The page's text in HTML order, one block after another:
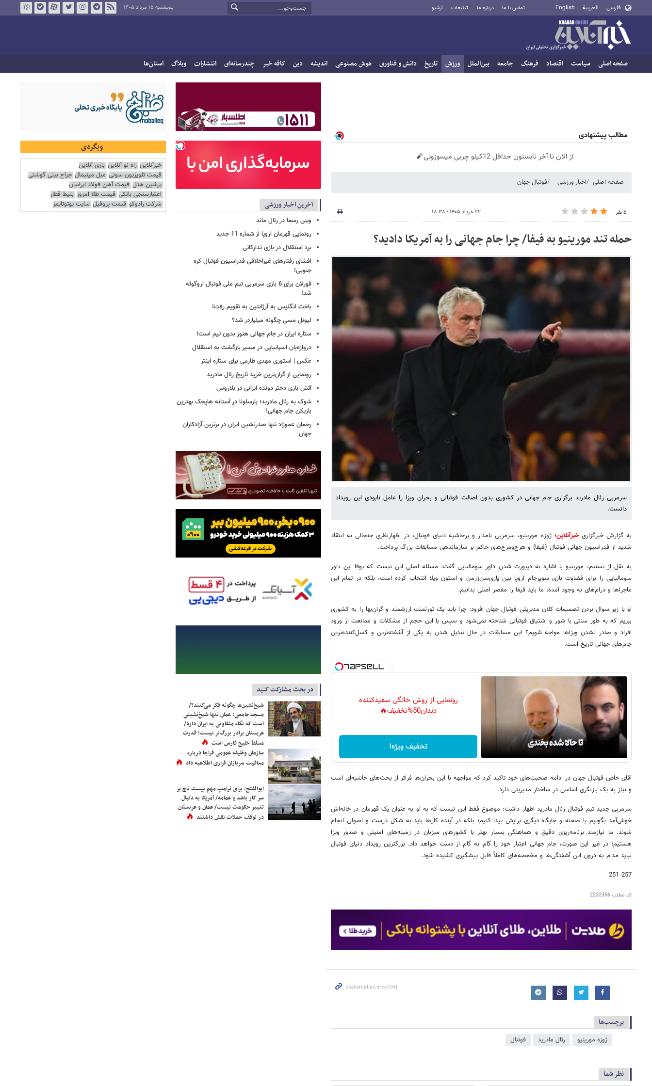
فارسی العربية English تماس با ما درباره ما تبلیغات آرشیو پنجشنبه ۱۵ مرداد ۱۴۰۵
صفحه اصلی سیاست اقتصاد فرهنگ جامعه بین‌الملل ورزش تاریخ دانش و فناوری هوش مصنوعی اندیشه دین کافه خبر چندرسانه‌ای انتشارات وبلاگ استان‌ها
مطالب پیشنهادی
از الان تا آخر تابستون حداقل 12کیلو چربی میسوزونی🧨
صفحه اصلی اخبار ورزشی فوتبال جهان
۵ نفر ۲۲ خرداد ۱۴۰۵ - ۱۸:۳۸
حمله تند مورینیو به فیفا/ چرا جام جهانی را به آمریکا دادید؟
سرمربی رئال مادرید برگزاری جام جهانی در کشوری بدون اصالت فوتبالی و بحران ویزا را عامل نابودی این رویداد
دانست.
به گزارش خبرگزاریخبرآنلاین؛ ژوزه مورینیو، سرمربی نامدار و پرحاشیه دنیای فوتبال، در اظهارنظری جنجالی به انتقاد
شدید از فدراسیون جهانی فوتبال (فیفا) و هرج‌ومرج‌های حاکم بر سازماندهی مسابقات بزرگ پرداخت.
به نقل از تسنیم، مورینیو با اشاره به دیپورت شدن داور سومالیایی گفت: مسئله اصلی این نیست که یوفا این داور
سومالیایی را برای قضاوت بازی سوپرجام اروپا بین پاری‌سن‌ژرمن و استون ویلا انتخاب کرده است، بلکه در تمام این
ماجراها و درام‌های به وجود آمده، ما باید فیفا را مقصر اصلی بدانیم.
او با زیر سوال بردن تصمیمات کلان مدیریتی فوتبال جهان افزود: چرا باید یک تورنمنت ارزشمند و گران‌بها را به کشوری
ببریم که به طور سنتی با شور و اشتیاق فوتبالی شناخته نمی‌شود و سپس با این حجم از مشکلات و ممانعت از ورود
افراد و صادر نشدن ویزاها مواجه شویم؟ این مسابقات در حال تبدیل شدن به یکی از آشفته‌ترین و کسل‌کننده‌ترین
جام‌های جهانی تاریخ است.
رونمایی از روش خانگی سفیدکننده
دندان50%تخفیف🔥
تخفیف ویژه!
آقای خاص فوتبال جهان در ادامه صحبت‌های خود تاکید کرد که مواجهه با این بحران‌ها فراتر از بحث‌های حاشیه‌ای است
و نیاز به یک بازنگری اساسی در ساختار مدیریتی دارد.
سرمربی جدید تیم فوتبال رئال مادرید اظهار داشت: موضوع فقط این نیست که به او به عنوان یک قهرمان در خانه‌اش
خوش‌آمد بگوییم یا صحنه و جایگاه دیگری برایش پیدا کنیم؛ بلکه در آینده کارها باید به شکل درست و اصولی انجام
شوند. ما نیازمند برنامه‌ریزی دقیق و هماهنگی بسیار بهتر با کشورهای میزبان در زمینه‌های امنیتی و صدور ویزا
هستیم؛ در غیر این صورت، جام جهانی اعتبار خود را گام به گام از دست خواهد داد. بزرگترین رویداد دنیای فوتبال
نباید مدام به درون این آشفتگی‌ها و مخمصه‌های کاملاً قابل پیشگیری کشیده شود.
257 251
کد مطلب2232356
برچسب‌ها
ژوزه مورینیو رئال مادرید فوتبال
نظر شما
آخرین اخبار ورزشی
وینی رسما در رئال ماند
رونمایی قهرمان اروپا از شماره 11 جدید
برد استقلال در بازی تدارکاتی
افشای رفتارهای غیراخلاقی فدراسیون فوتبال کره
جنوبی!
فورلان برای 6 بازی سرمربی تیم ملی فوتبال اروگوئه
شد!
باخت انگلیس به آرژانتین به تقویم رفت!
لیونل مسی چگونه میلیاردر شد؟
ستاره ایران در جام جهانی هنوز بدون تیم است!
دروازه‌بان اسپانیایی در مسیر بازگشت به استقلال
عکس | استوری مهدی طارمی برای ستاره اینتر
رونمایی از گران‌ترین خرید تاریخ رئال مادرید
آتش بازی دختر دونده ایرانی در بلاروس
شوک به رئال مادرید؛ بارسلونا در آستانه هایجک بهترین
بازیکن جام جهانی!
رحمان عموزاد تنها صدرنشین ایران در برترین آزادکاران
جهان
در بحث مشارکت کنید
شیخ‌نشین‌ها چگونه فکر می‌کنند؟/
مسجدجامعی: عمان تنها شیخ‌نشینی
است که نگاه متفاوتی به ایران دارد/
عربستان برادر بزرگ‌تر نیست؛ قدرت
مسلط خلیج فارس است
سازمان وظیفه عمومی فراجا درباره
معافیت سربازان فراری اطلاعیه داد
ابوالفتح: برای ترامپ مهم نیست تاج بر
سر کار باشد یا عمامه/ آمریکا به دنبال
تغییر حکومت نیست/ عمان و عربستان
در توقف حملات نقش داشتند
وبگردی
خبرآنلاین راه نو آنلاین بازی آنلاین
قیمت تلویزیون سونی مبل مینیمال جراح بینی گوشتی
پرشین هتل قیمت آهن فولاد ایرانیان
اعتبارسنجی بانکی قیمت طلا امروز بلیط قطار
شرکت رادوکو قیمت پروفیل سایت یوتوتایمز